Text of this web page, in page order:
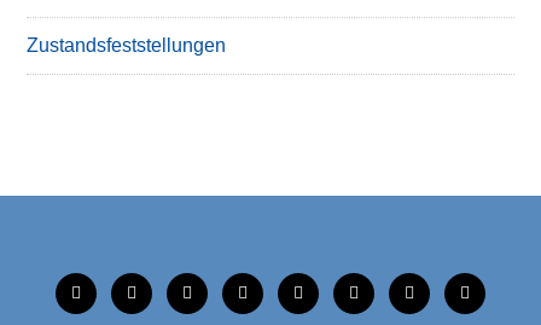
Zustandsfeststellungen
tiktok instagramfacebooklinkedinxing linkedinmobilemail